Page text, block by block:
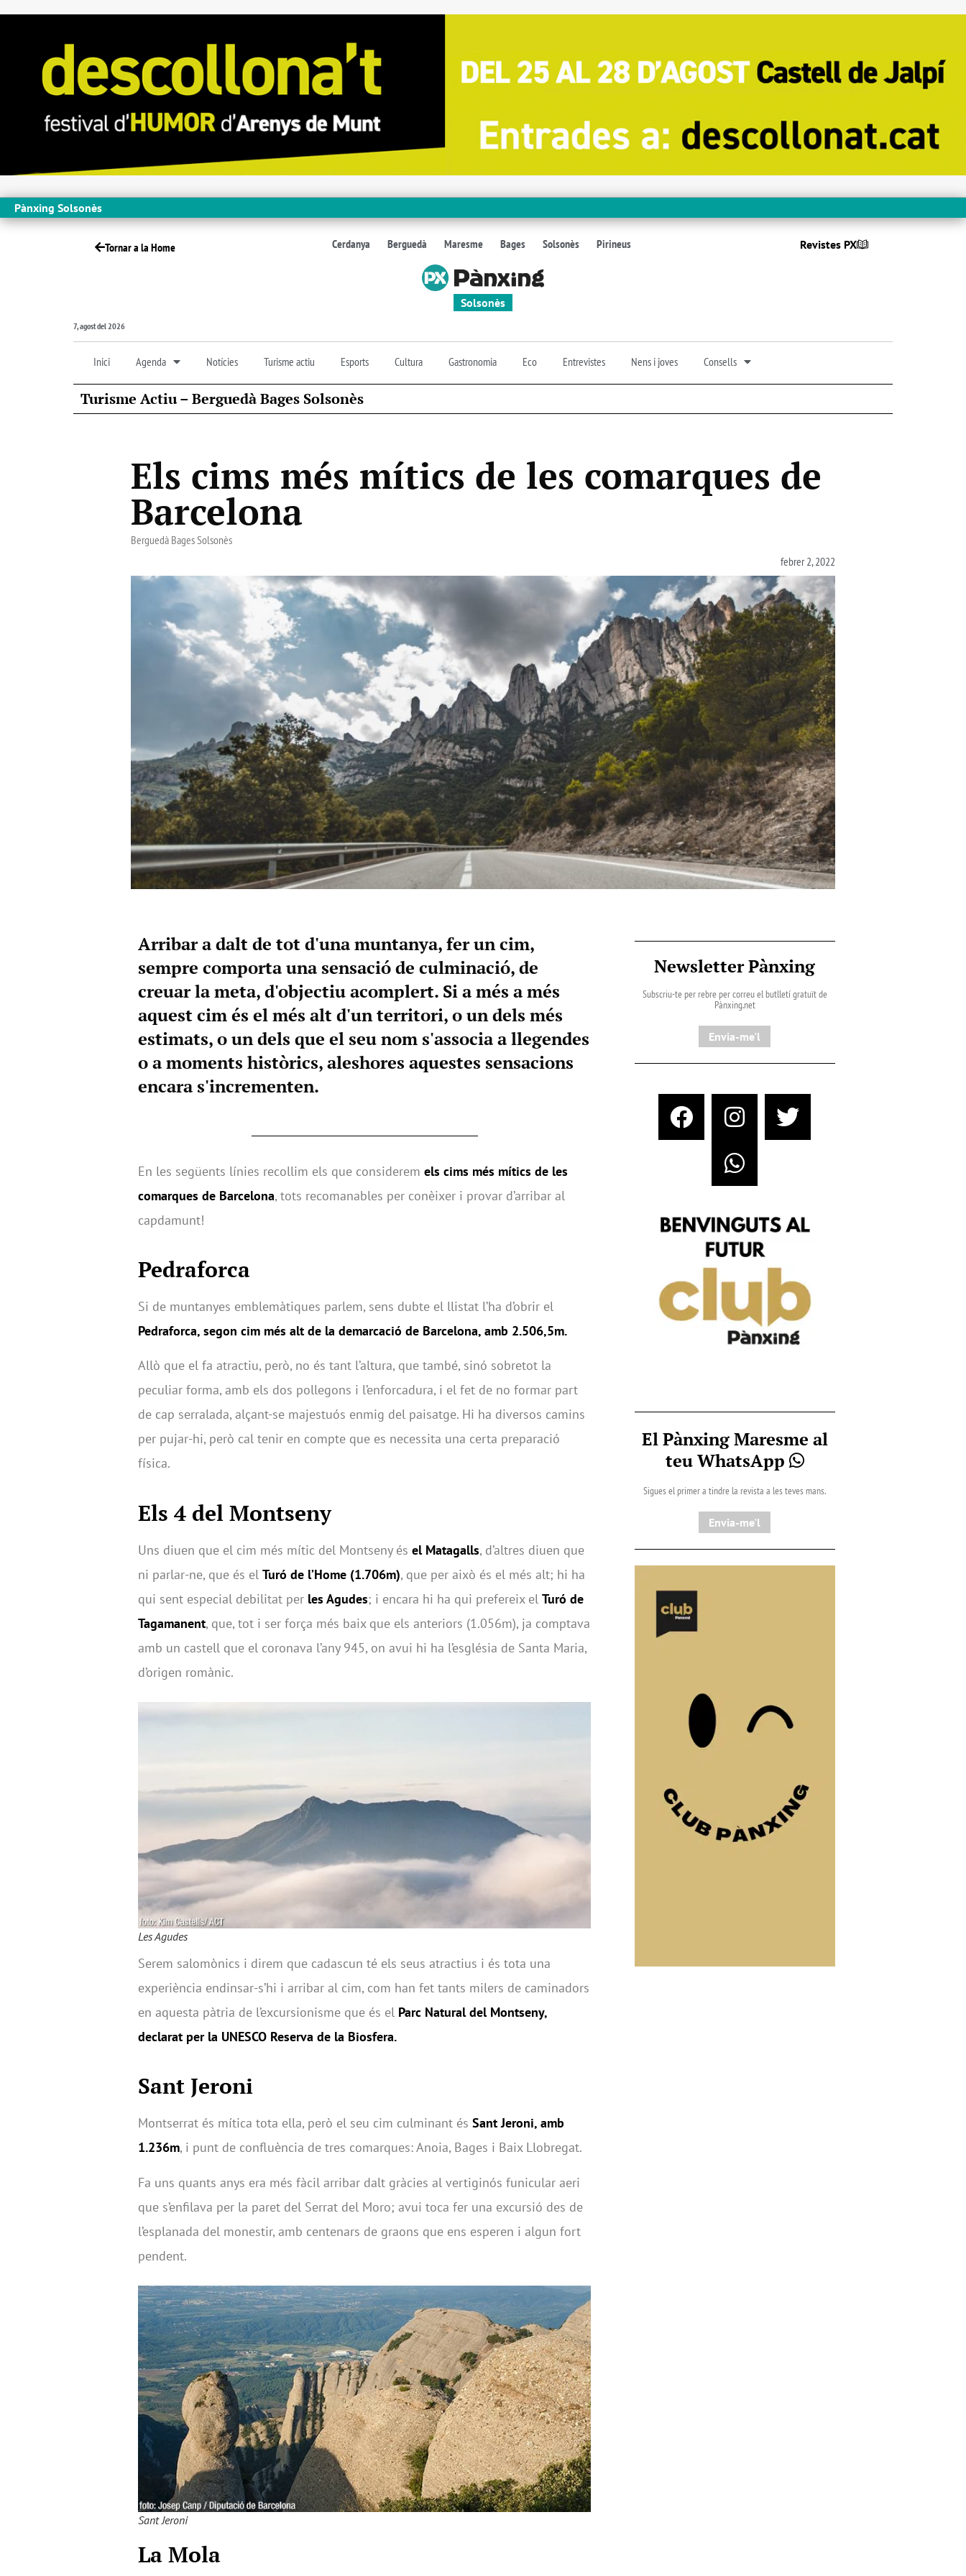
Pànxing Solsonès
Tornar a la Home Cerdanya Berguedà Maresme Bages Solsonès Pirineus Revistes PX
Solsonès
7, agost del 2026
Inici Agenda Notícies Turisme actiu Esports Cultura Gastronomia Eco Entrevistes Nens i joves Consells
Turisme Actiu – Berguedà Bages Solsonès
Els cims més mítics de les comarques de
Barcelona
Berguedà Bages Solsonès
febrer 2, 2022
Arribar a dalt de tot d'una muntanya, fer un cim,
sempre comporta una sensació de culminació, de
creuar la meta, d'objectiu acomplert. Si a més a més
aquest cim és el més alt d'un territori, o un dels més
estimats, o un dels que el seu nom s'associa a llegendes
o a moments històrics, aleshores aquestes sensacions
encara s'incrementen.
En les següents línies recollim els que considerem els cims més mítics de les
comarques de Barcelona, tots recomanables per conèixer i provar d’arribar al
capdamunt!
Pedraforca
Si de muntanyes emblemàtiques parlem, sens dubte el llistat l’ha d’obrir el
Pedraforca, segon cim més alt de la demarcació de Barcelona, amb 2.506,5m.
Allò que el fa atractiu, però, no és tant l’altura, que també, sinó sobretot la
peculiar forma, amb els dos pollegons i l’enforcadura, i el fet de no formar part
de cap serralada, alçant-se majestuós enmig del paisatge. Hi ha diversos camins
per pujar-hi, però cal tenir en compte que es necessita una certa preparació
física.
Els 4 del Montseny
Uns diuen que el cim més mític del Montseny és el Matagalls, d’altres diuen que
ni parlar-ne, que és el Turó de l’Home (1.706m), que per això és el més alt; hi ha
qui sent especial debilitat per les Agudes; i encara hi ha qui prefereix el Turó de
Tagamanent, que, tot i ser força més baix que els anteriors (1.056m), ja comptava
amb un castell que el coronava l’any 945, on avui hi ha l’església de Santa Maria,
d’origen romànic.
Les Agudes
Serem salomònics i direm que cadascun té els seus atractius i és tota una
experiència endinsar-s’hi i arribar al cim, com han fet tants milers de caminadors
en aquesta pàtria de l’excursionisme que és el Parc Natural del Montseny,
declarat per la UNESCO Reserva de la Biosfera.
Sant Jeroni
Montserrat és mítica tota ella, però el seu cim culminant és Sant Jeroni, amb
1.236m, i punt de confluència de tres comarques: Anoia, Bages i Baix Llobregat.
Fa uns quants anys era més fàcil arribar dalt gràcies al vertiginós funicular aeri
que s’enfilava per la paret del Serrat del Moro; avui toca fer una excursió des de
l’esplanada del monestir, amb centenars de graons que ens esperen i algun fort
pendent.
Sant Jeroni
La Mola
Newsletter Pànxing
Subscriu-te per rebre per correu el butlletí gratuït de
Pànxing.net​
Envia-me'l
El Pànxing Maresme al
teu WhatsApp
Sigues el primer a tindre la revista a les teves mans.
Envia-me'l